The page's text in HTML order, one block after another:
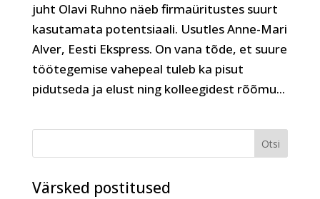
juht Olavi Ruhno näeb firmaüritustes suurt
kasutamata potentsiaali. Usutles Anne-Mari
Alver, Eesti Ekspress. On vana tõde, et suure
töötegemise vahepeal tuleb ka pisut
pidutseda ja elust ning kolleegidest rõõmu...
Värsked postitused